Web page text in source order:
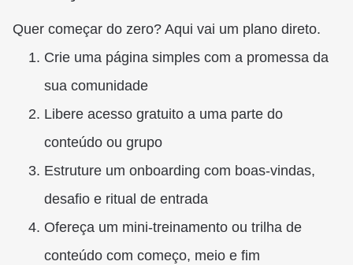
Quer começar do zero? Aqui vai um plano direto.
Crie uma página simples com a promessa da
sua comunidade
Libere acesso gratuito a uma parte do
conteúdo ou grupo
Estruture um onboarding com boas-vindas,
desafio e ritual de entrada
Ofereça um mini-treinamento ou trilha de
conteúdo com começo, meio e fim